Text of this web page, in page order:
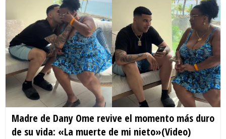
Madre de Dany Ome revive el momento más duro
de su vida: «La muerte de mi nieto»(Video)